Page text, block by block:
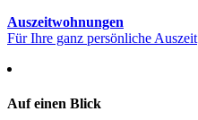
Auszeitwohnungen
Für Ihre ganz persönliche Auszeit
Auf einen Blick